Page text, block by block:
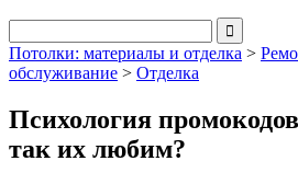
Потолки: материалы и отделка >
обслуживание > Отделка
Психология
так их любим?